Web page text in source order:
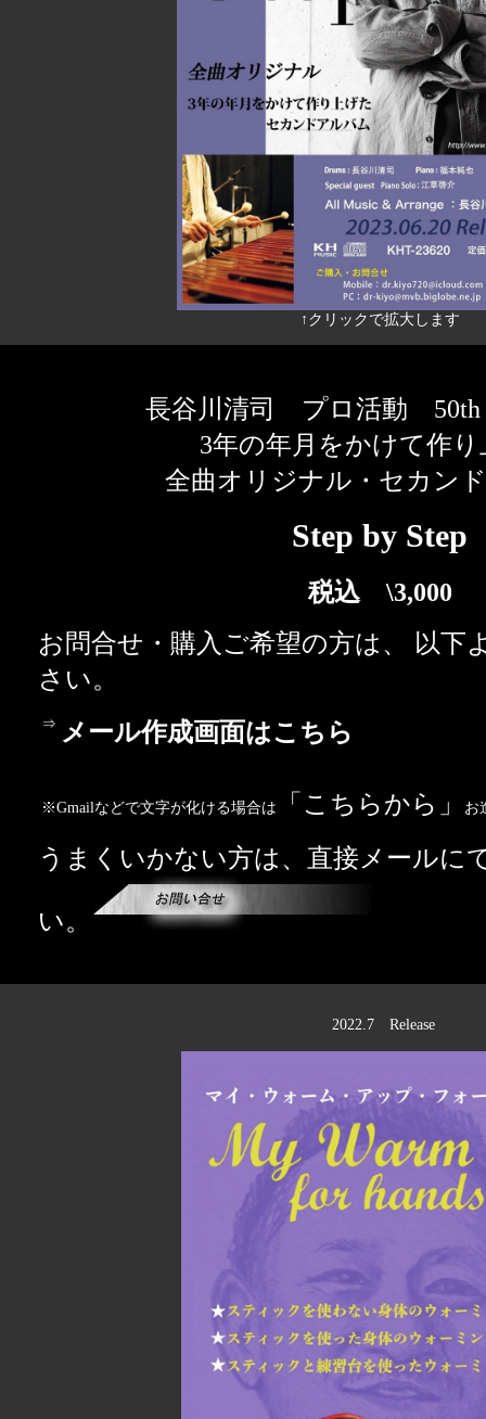
↑クリックで拡大します
長谷川清司 プロ活動 50th
3年の年月をかけて作
全曲オリジナル・セカン
Step by Step
税込 \3,000
お問合せ・購入ご希望の方は、 以下
さい。
⇒ メール作成画面はこちら
※Gmailなどで文字が化ける場合は 「こちらから」 お
うまくいかない方は、直接メールに
い。
2022.7 Release